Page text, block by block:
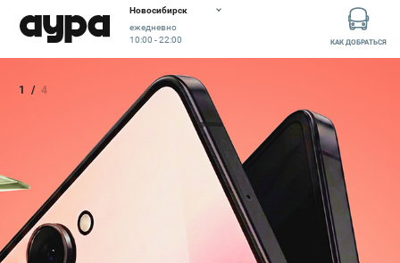
Новосибирск
ежедневно
10:00 - 22:00
КАК ДОБРАТЬСЯ
1 / 4